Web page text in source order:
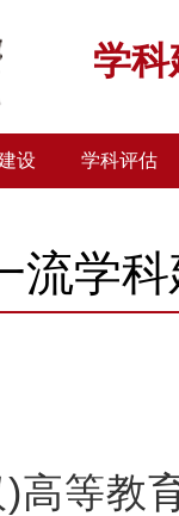
学
设 学科评估
流学
)高等